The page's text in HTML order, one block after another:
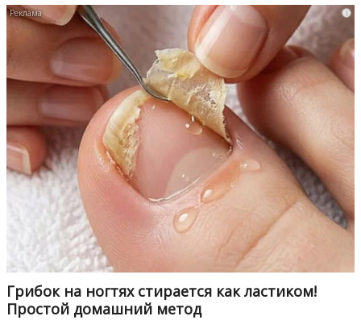
i
Грибок на ногтях стирается как ластиком!
Простой домашний метод